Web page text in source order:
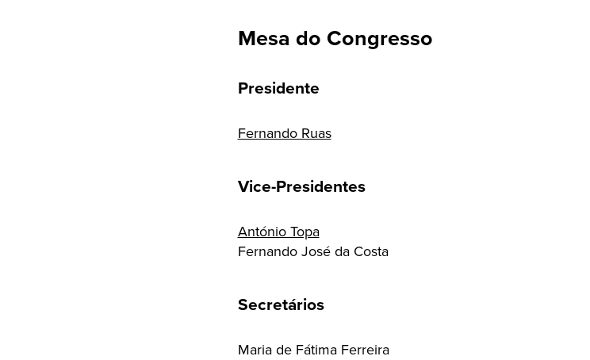
Mesa do Congresso
Presidente
Fernando Ruas
Vice-Presidentes
António Topa
Fernando José da Costa
Secretários
Maria de Fátima Ferreira